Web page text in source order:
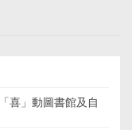
喜」動圖書館及自